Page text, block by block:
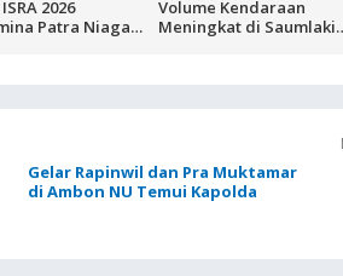
2026
Patra Niaga
Volume Kendaraan
Meningkat di Saumlaki
Gelar Rapinwil dan Pra Muktamar
di Ambon NU Temui Kapolda